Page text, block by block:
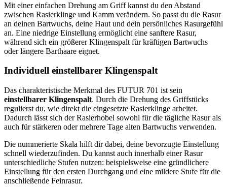
Mit einer einfachen Drehung am Griff kannst du den Abstand
zwischen Rasierklinge und Kamm verändern. So passt du die Rasur
an deinen Bartwuchs, deine Haut und dein persönliches Rasurgefühl
an. Eine niedrige Einstellung ermöglicht eine sanftere Rasur,
während sich ein größerer Klingenspalt für kräftigen Bartwuchs
oder längere Barthaare eignet.
Individuell einstellbarer Klingenspalt
Das charakteristische Merkmal des FUTUR 701 ist sein
einstellbarer Klingenspalt. Durch die Drehung des Griffstücks
regulierst du, wie direkt die eingesetzte Rasierklinge arbeitet.
Dadurch lässt sich der Rasierhobel sowohl für die tägliche Rasur als
auch für stärkeren oder mehrere Tage alten Bartwuchs verwenden.
Die nummerierte Skala hilft dir dabei, deine bevorzugte Einstellung
schnell wiederzufinden. Du kannst auch innerhalb einer Rasur
unterschiedliche Stufen nutzen: beispielsweise eine gründlichere
Einstellung für den ersten Durchgang und eine mildere Stufe für die
anschließende Feinrasur.